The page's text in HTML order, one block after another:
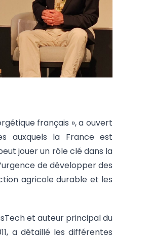
français », a ouvert
auxquels la France est
jouer un rôle clé dans la
de développer des
agricole durable et les
et auteur principal du
a détaillé les différentes